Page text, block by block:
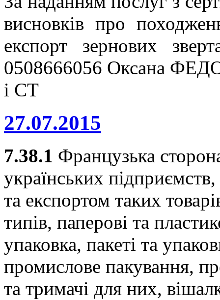
висновків про
експорт зернових
0508666056 Оксана
і СТ
27.07.2015
7.38.1 Французька
українських
та експортом таких
типів, паперові та
упаковка, пакеті та
промислове пакування,
та тримачі для них,